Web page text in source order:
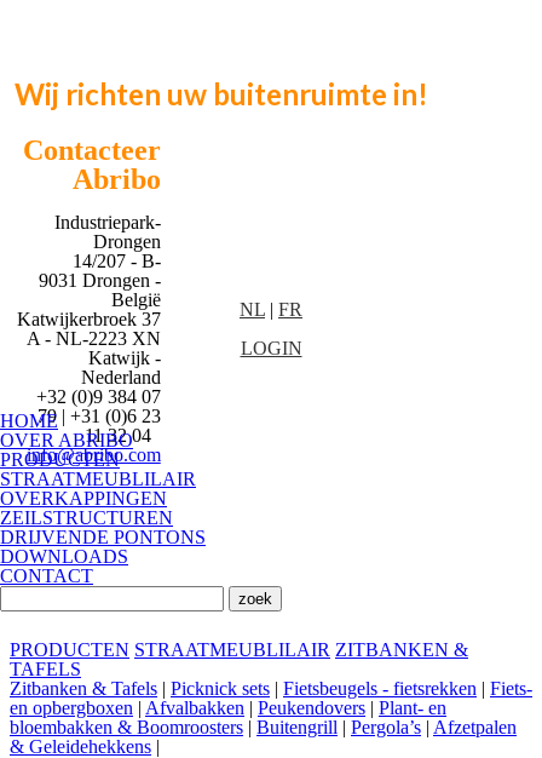
Wij richten uw buitenruimte in!
Contacteer
Abribo
Industriepark-
Drongen
14/207 - B-
9031 Drongen -
België
Katwijkerbroek 37
A - NL-2223 XN
Katwijk -
Nederland
+32 (0)9 384 07
79 | +31 (0)6 23
11 32 04
info@abribo.com
NL | FR
LOGIN
HOME
OVER ABRIBO
PRODUCTEN
STRAATMEUBLILAIR
OVERKAPPINGEN
ZEILSTRUCTUREN
DRIJVENDE PONTONS
DOWNLOADS
CONTACT
PRODUCTEN STRAATMEUBLILAIR ZITBANKEN &
TAFELS
Zitbanken & Tafels | Picknick sets | Fietsbeugels - fietsrekken | Fiets-
en opbergboxen | Afvalbakken | Peukendovers | Plant- en
bloembakken & Boomroosters | Buitengrill | Pergola’s | Afzetpalen
& Geleidehekkens |